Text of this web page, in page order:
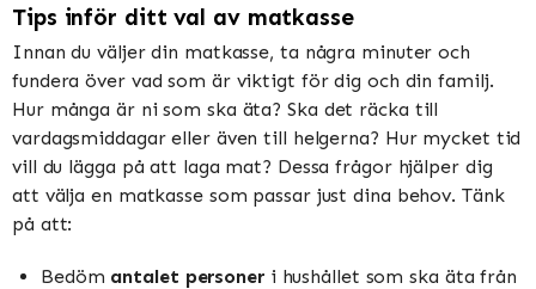
Tips inför ditt val av matkasse
Innan du väljer din matkasse, ta några minuter och
fundera över vad som är viktigt för dig och din familj.
Hur många är ni som ska äta? Ska det räcka till
vardagsmiddagar eller även till helgerna? Hur mycket tid
vill du lägga på att laga mat? Dessa frågor hjälper dig
att välja en matkasse som passar just dina behov. Tänk
på att:
Bedöm antalet personeri hushållet som ska äta från